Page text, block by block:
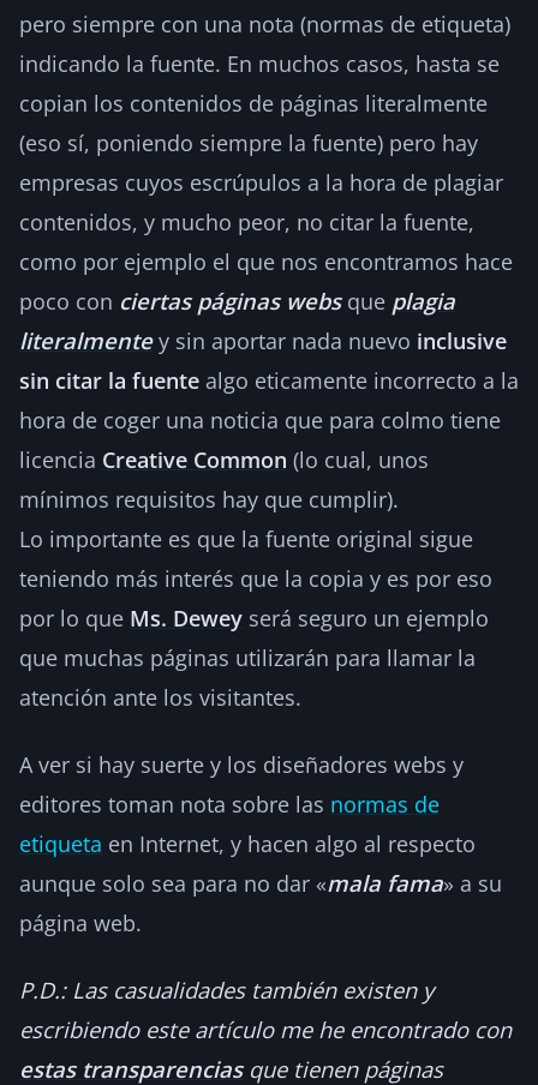
pero siempre con una nota (normas de etiqueta)
indicando la fuente. En muchos casos, hasta se
copian los contenidos de páginas literalmente
(eso sí, poniendo siempre la fuente) pero hay
empresas cuyos escrúpulos a la hora de plagiar
contenidos, y mucho peor, no citar la fuente,
como por ejemplo el que nos encontramos hace
poco con ciertas páginas websque plagia
literalmentey sin aportar nada nuevo inclusive
sin citar la fuente algo eticamente incorrecto a la
hora de coger una noticia que para colmo tiene
licencia Creative Common (lo cual, unos
mínimos requisitos hay que cumplir).
Lo importante es que la fuente original sigue
teniendo más interés que la copia y es por eso
por lo que Ms. Dewey será seguro un ejemplo
que muchas páginas utilizarán para llamar la
atención ante los visitantes.
A ver si hay suerte y los diseñadores webs y
editores toman nota sobre las normas de
etiqueta en Internet, y hacen algo al respecto
aunque solo sea para no dar «mala fama» a su
página web.
P.D.: Las casualidades también existen y
escribiendo este artículo me he encontrado con
estas transparenciasque tienen páginas